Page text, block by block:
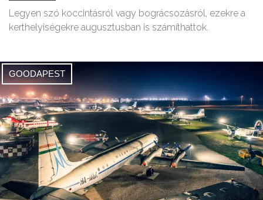
Legyen szó koccintásról vagy bográcsozásról, ezekre a
kerthelyiségekre augusztusban is számíthattok.
GOODAPEST